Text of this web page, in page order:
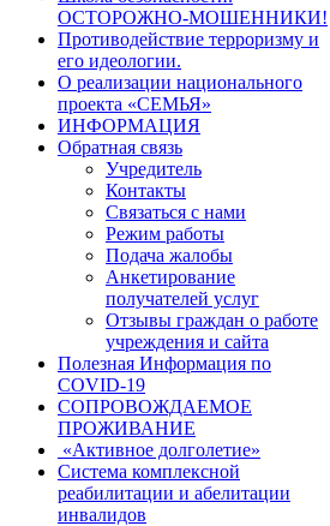
ОСТОРОЖНО-МОШЕННИКИ!
Противодействие терроризму и
его идеологии.
О реализации национального
проекта «СЕМЬЯ»
ИНФОРМАЦИЯ
Обратная связь
Учредитель
Контакты
Связаться с нами
Режим работы
Подача жалобы
Анкетирование
получателей услуг
Отзывы граждан о работе
учреждения и сайта
Полезная Информация по
COVID-19
СОПРОВОЖДАЕМОЕ
ПРОЖИВАНИЕ
«Активное долголетие»
Система комплексной
реабилитации и абелитации
инвалидов